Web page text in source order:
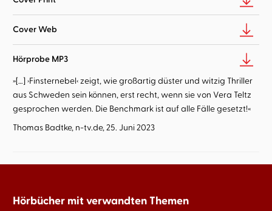
Cover Web
Hörprobe MP3
»[…] ›Finsternebel‹ zeigt, wie großartig düster und witzig Thriller
aus Schweden sein können, erst recht, wenn sie von Vera Teltz
gesprochen werden. Die Benchmark ist auf alle Fälle gesetzt!«
Thomas Badtke, n-tv.de, 25. Juni 2023
Hörbücher mit verwandten Themen